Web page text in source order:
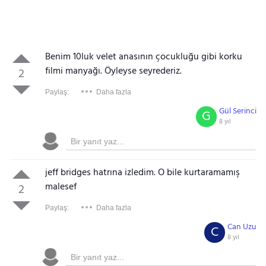
2
Benim 10luk velet anasının çocukluğu gibi korku
filmi manyağı. Öyleyse seyrederiz.
Paylaş: Daha fazla
Gül Serinci
8 yıl
G
2
jeff bridges hatrına izledim. O bile kurtaramamış
malesef
Paylaş: Daha fazla
Can Uzu
8 yıl
C